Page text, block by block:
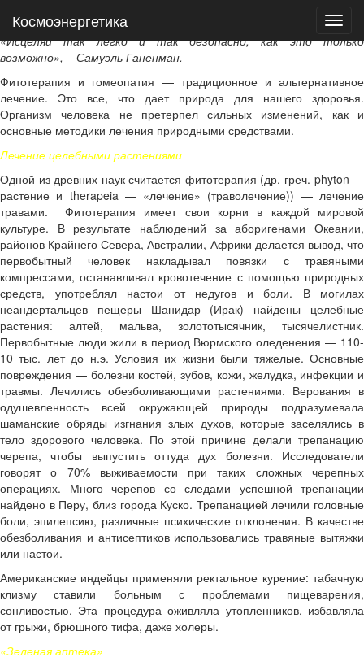
Космоэнергетика
Фитотерапия и гомеопатия – одно и то же?
«Исцеляй так легко и так безопасно, как это только
возможно», – Самуэль Ганенман.
Фитотерапия и гомеопатия — традиционное и альтернативное
лечение. Это все, что дает природа для нашего здоровья.
Организм человека не претерпел сильных изменений, как и
основные методики лечения природными средствами.
Лечение целебными растениями
Одной из древних наук считается фитотерапия (др.-греч. phyton —
растение и therapeia — «лечение» (траволечение)) — лечение
травами. Фитотерапия имеет свои корни в каждой мировой
культуре. В результате наблюдений за аборигенами Океании,
районов Крайнего Севера, Австралии, Африки делается вывод, что
первобытный человек накладывал повязки с травяными
компрессами, останавливал кровотечение с помощью природных
средств, употреблял настои от недугов и боли. В могилах
неандертальцев пещеры Шанидар (Ирак) найдены целебные
растения: алтей, мальва, золототысячник, тысячелистник.
Первобытные люди жили в период Вюрмского оледенения — 110-
10 тыс. лет до н.э. Условия их жизни были тяжелые. Основные
повреждения — болезни костей, зубов, кожи, желудка, инфекции и
травмы. Лечились обезболивающими растениями. Верования в
одушевленность всей окружающей природы подразумевала
шаманские обряды изгнания злых духов, которые заселялись в
тело здорового человека. По этой причине делали трепанацию
черепа, чтобы выпустить оттуда дух болезни. Исследователи
говорят о 70% выживаемости при таких сложных черепных
операциях. Много черепов со следами успешной трепанации
найдено в Перу, близ города Куско. Трепанацией лечили головные
боли, эпилепсию, различные психические отклонения. В качестве
обезболивания и антисептиков использовались травяные вытяжки
или настои.
Американские индейцы применяли ректальное курение: табачную
клизму ставили больным с проблемами пищеварения,
сонливостью. Эта процедура оживляла утопленников, избавляла
от грыжи, брюшного тифа, даже холеры.
«Зеленая аптека»